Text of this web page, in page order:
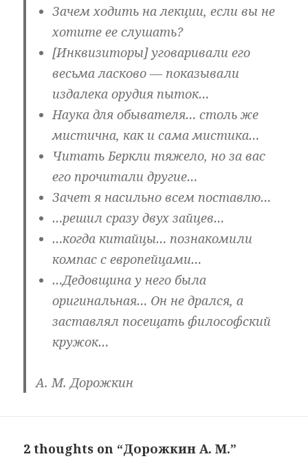
Зачем ходить на лекции, если вы не
хотите ее слушать?
[Инквизиторы] уговаривали его
весьма ласково — показывали
издалека орудия пыток…
Наука для обывателя… столь же
мистична, как и сама мистика…
Читать Беркли тяжело, но за вас
его прочитали другие…
Зачет я насильно всем поставлю…
…решил сразу двух зайцев…
…когда китайцы… познакомили
компас с европейцами…
…Дедовщина у него была
оригинальная… Он не дрался, а
заставлял поcещать философский
кружок…
А. М. Дорожкин
2 thoughts on “Дорожкин А. М.”